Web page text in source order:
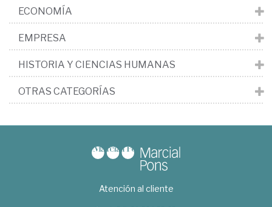
ECONOMÍA
EMPRESA
HISTORIA Y CIENCIAS HUMANAS
OTRAS CATEGORÍAS
Atención al cliente